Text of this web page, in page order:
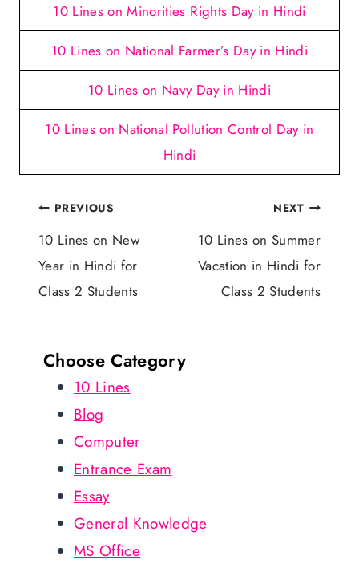
10 Lines on Minorities Rights Day in Hindi
10 Lines on National Farmer’s Day in Hindi
10 Lines on Navy Day in Hindi
10 Lines on National Pollution Control Day in
Hindi
Post
navigation
PREVIOUS
10 Lines on New
Year in Hindi for
Class 2 Students
NEXT
10 Lines on Summer
Vacation in Hindi for
Class 2 Students
Choose Category
10 Lines
Blog
Computer
Entrance Exam
Essay
General Knowledge
MS Office